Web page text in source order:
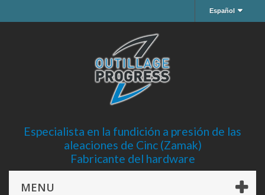
Español
Especialista en la fundición a presión de las
aleaciones de Cinc (Zamak)
Fabricante del hardware
MENU